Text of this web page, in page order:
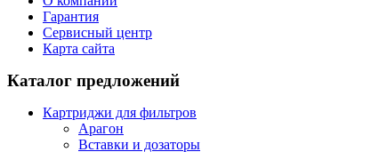
Гарантия
Сервисный центр
Карта сайта
Каталог предложений
Картриджи для фильтров
Арагон
Вставки и дозаторы